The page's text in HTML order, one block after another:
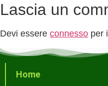
Lascia un
Devi essere connesso per
Home